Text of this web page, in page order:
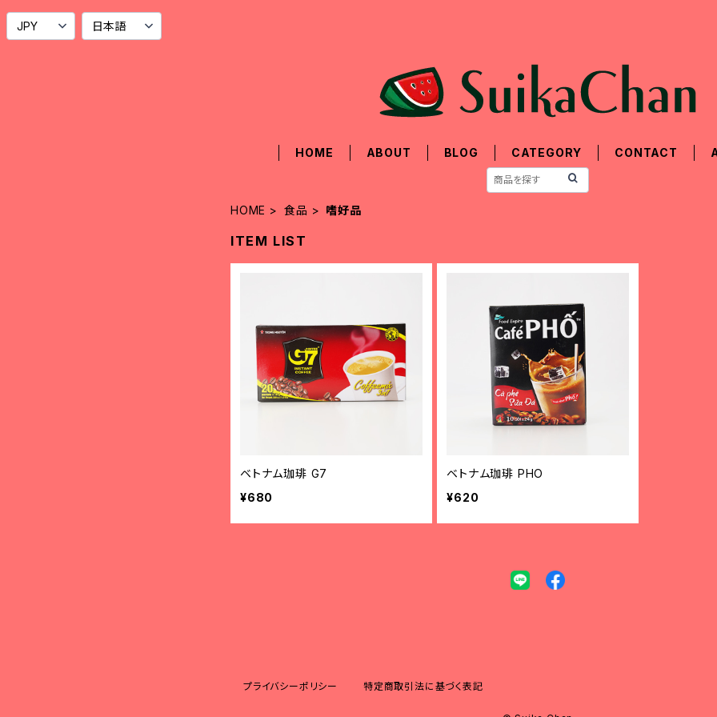
HOME ABOUT BLOG CATEGORY CONTACT
HOME 食品 嗜好品
ITEM LIST
ベトナム珈琲 G7
¥680
ベトナム珈琲 PHO
¥620
プライバシーポリシー 特定商取引法に基づく表記